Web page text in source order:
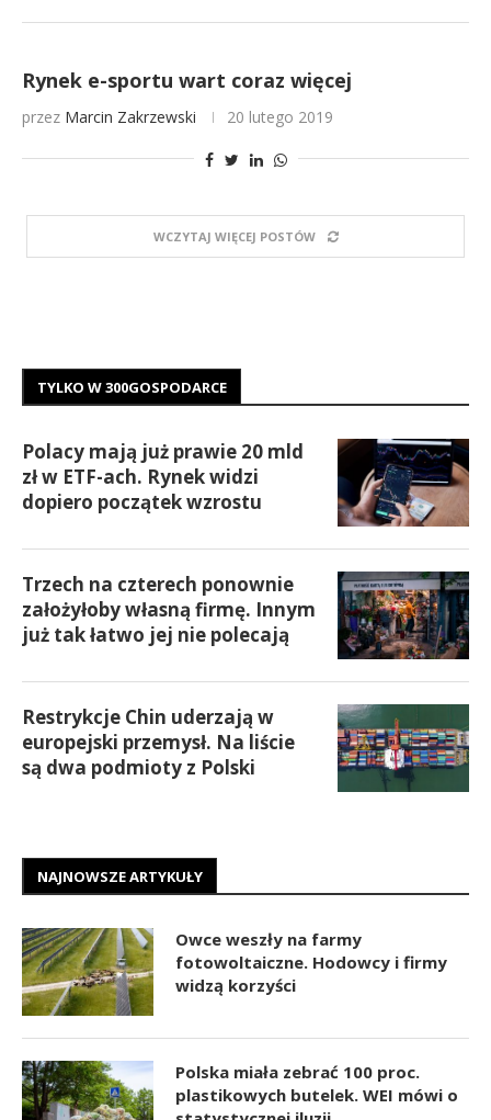
Rynek e-sportu wart coraz więcej
przez Marcin Zakrzewski 20 lutego 2019
WCZYTAJ WIĘCEJ POSTÓW
TYLKO W 300GOSPODARCE
Polacy mają już prawie 20 mld
zł w ETF-ach. Rynek widzi
dopiero początek wzrostu
Trzech na czterech ponownie
założyłoby własną firmę. Innym
już tak łatwo jej nie polecają
Restrykcje Chin uderzają w
europejski przemysł. Na liście
są dwa podmioty z Polski
NAJNOWSZE ARTYKUŁY
Owce weszły na farmy
fotowoltaiczne. Hodowcy i firmy
widzą korzyści
Polska miała zebrać 100 proc.
plastikowych butelek. WEI mówi o